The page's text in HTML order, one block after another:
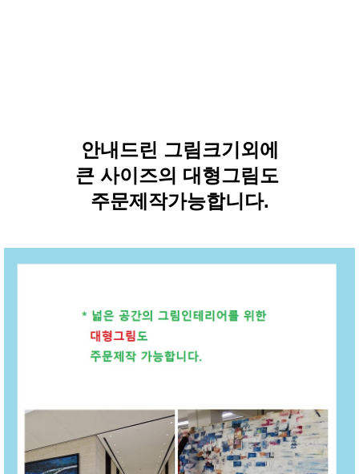
안내드린 그림크기외에
큰 사이즈의 대형그림도
주문제작가능합니다.